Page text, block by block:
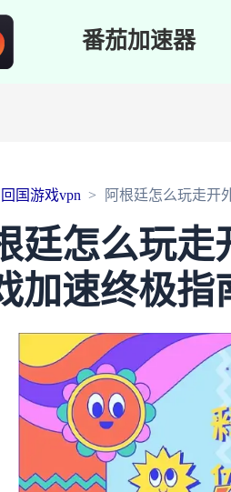
番茄加速器
回国游戏vpn 阿根廷怎么玩走开
廷怎么玩
加速终极指